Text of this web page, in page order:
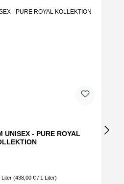
UNISEX - PURE ROYAL
Liter (438,00 € / 1 Liter)